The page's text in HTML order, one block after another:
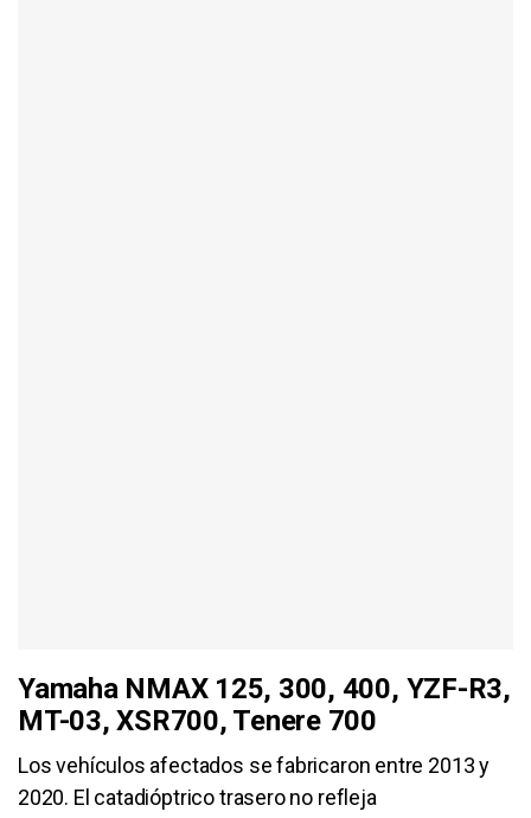
Yamaha NMAX 125, 300, 400, YZF-R3,
MT-03, XSR700, Tenere 700
Los vehículos afectados se fabricaron entre 2013 y
2020. El catadióptrico trasero no refleja